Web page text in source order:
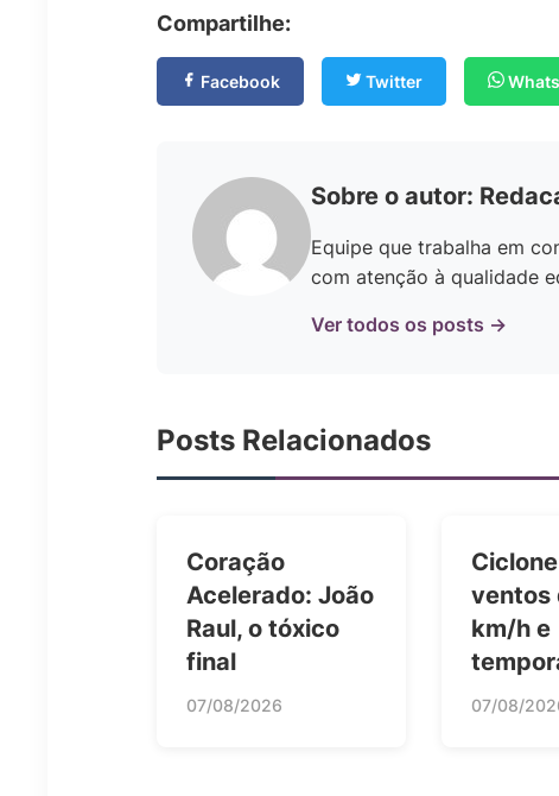
Compartilhe:
Facebook Twitter
Sobre o autor:
Equipe que trabalha em
com atenção à qualidade
Ver todos os posts →
Posts Relacionados
Coração
Acelerado: João
Raul, o tóxico
final
07/08/2026
ventos
km/h e
07/08/